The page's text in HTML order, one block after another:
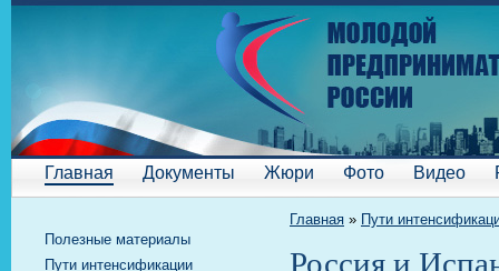
Главная Документы Жюри Фото Видео
Главная » Пути
Россия и
Полезные материалы
Пути интенсификации